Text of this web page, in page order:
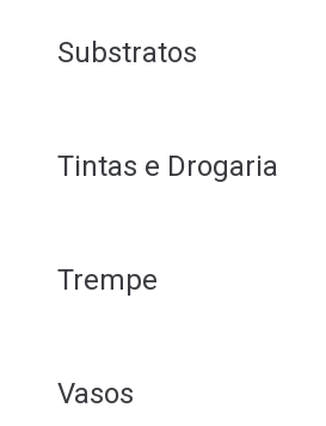
Substratos
Tintas e Drogaria
Trempe
Vasos